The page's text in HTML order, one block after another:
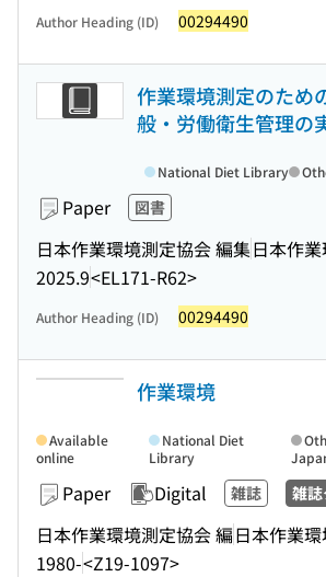
Author Heading (ID) 00294490
作業環境測定のため
般・労働衛生管理の
Paper 図書
日本作業環境測定協会 編集日本作
2025.9<EL171-R62>
National Diet Library
Author Heading (ID) 00294490
作業環境
Paper Digital 雑誌 雑
日本作業環境測定協会 編日本作業
1980-<Z19-1097>
Available
online
National Diet
Library